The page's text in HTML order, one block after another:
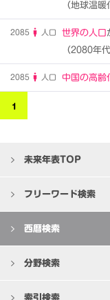
（地球温暖
2085 人口 世界の人口
（2080年
2085 人口 中国の高齢
1
未来年表TOP
フリーワード検索
西暦検索
分野検索
索引検索